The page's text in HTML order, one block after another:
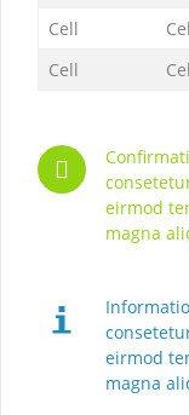
Cell
Cell
eirmod
magna
eirmod
magna